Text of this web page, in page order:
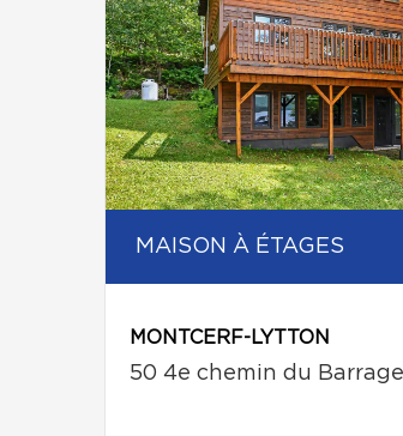
MAISON À ÉTAGES
MONTCERF-LYTTON
50 4e chemin du